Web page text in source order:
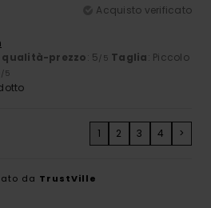
Acquisto verificato
qualità-prezzo: 5 /5 Taglia: Piccolo
/5
1 2 3 4 >
da TrustVille